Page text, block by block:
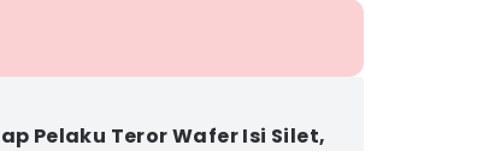
Pelaku Teror Wafer Isi Silet,